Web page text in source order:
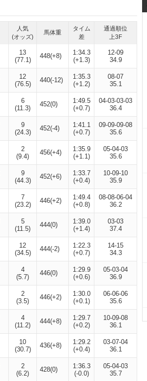
人気
(オッズ)
馬体重
タイム
差
通過順位
上3F
13
(77.1)
448(+8)
1:34.3
(+1.3)
12-09
34.9
12
(76.5)
440(-12)
1:35.3
(+1.2)
08-07
35.1
6
(11.3)
452(0)
1:49.5
(+0.7)
04-03-03-03
36.4
9
(24.3)
452(-4)
1:41.1
(+0.7)
09-09-09-08
35.6
2
(9.4)
456(+4)
1:35.9
(+1.1)
05-04-03
35.6
9
(44.3)
452(+6)
1:33.7
(+0.4)
10-09-10
35.9
7
(23.2)
446(+2)
1:49.4
(+0.8)
08-08-06-04
36.2
5
(11.5)
444(0)
1:39.0
(+1.4)
03-03
37.4
12
(34.5)
444(-2)
1:22.3
(+0.7)
14-15
34.3
4
(5.7)
446(0)
1:29.9
(+0.6)
05-03-04
36.9
2
(3.5)
446(+2)
1:30.0
(+0.1)
06-06-06
35.6
4
(11.2)
444(+8)
1:29.7
(+0.2)
10-09-08
36.1
10
(30.7)
436(+8)
1:29.2
(+0.4)
03-07-04
36.1
2
(6.2)
428(0)
1:36.3
(-0.0)
05-04-03
35.7